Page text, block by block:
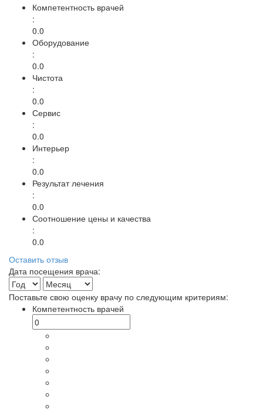
Компетентность врачей
:
0.0
Оборудование
:
0.0
Чистота
:
0.0
Сервис
:
0.0
Интерьер
:
0.0
Результат лечения
:
0.0
Соотношение цены и качества
:
0.0
Оставить отзыв
Дата посещения врача:
Поставьте свою оценку врачу по следующим критериям:
Компетентность врачей